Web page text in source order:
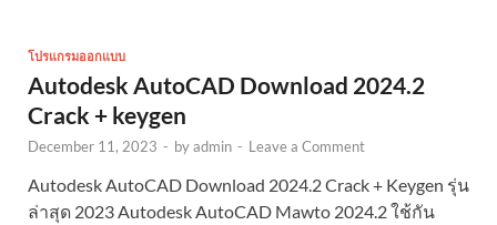
โปรแกรมออกแบบ
Autodesk AutoCAD Download 2024.2
Crack + keygen
December 11, 2023 - byadmin - Leave a Comment
Autodesk AutoCAD Download 2024.2 Crack + Keygen รุ่น
ล่าสุด 2023 Autodesk AutoCAD Mawto 2024.2 ใช้กัน